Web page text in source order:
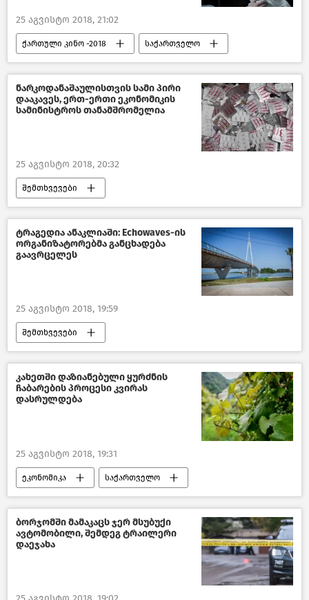
25 აგვისტო 2018, 21:02
ქართული კინო -2018 საქართველო
კულტურა საქართველოში
ნარკოდანაშაულისთვის სამი პირი
დააკავეს, ერთ-ერთი ეკონომიკის
სამინისტროს თანამშრომელია
25 აგვისტო 2018, 20:32
შემთხვევები
ნარკოდანაშაული საქართველოში-2018
საქართველო
ტრაგედია ანაკლიაში: Echowaves-ის
ორგანიზატორებმა განცხადება
გაავრცელეს
25 აგვისტო 2018, 19:59
შემთხვევები
შემთხვევები საქართველოში –2018
საქართველო
კახეთში დაზიანებული ყურძნის
ჩაბარების პროცესი კვირას
დასრულდება
25 აგვისტო 2018, 19:31
ეკონომიკა საქართველო
ქართული ღვინო
ბორჯომში მამაკაცს ჯერ მსუბუქი
ავტომობილი, შემდეგ ტრაილერი
დაეჯახა